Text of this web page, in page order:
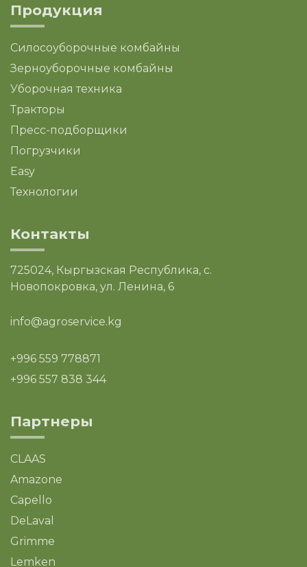
Партнеры
CLAAS
Amazone
Capello
DeLaval
Grimme
Lemken
Продукция
Силосоуборочные комбайны
Зерноуборочные комбайны
Уборочная техника
Тракторы
Пресс-подборщики
Погрузчики
Easy
Технологии
Контакты
725024, Кыргызская Республика, с.
Новопокровка, ул. Ленина, 6
info@agroservice.kg
+996 559 778871
+996 557 838 344